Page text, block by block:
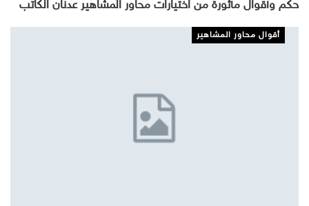
حكم وأقوال مأثورة من اختيارات محاور المشاهير عدنان الكاتب
أقوال محاور المشاهير